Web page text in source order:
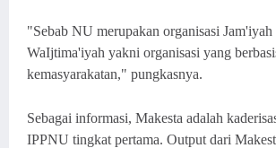
"Sebab NU merupakan organisasi
WaIjtima'iyah yakni organisasi yang
kemasyarakatan," pungkasnya.
Sebagai informasi, Makesta adalah
IPPNU tingkat pertama. Output dari